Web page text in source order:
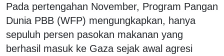
Pada pertengahan November, Program Pangan
Dunia PBB (WFP) mengungkapkan, hanya
sepuluh persen pasokan makanan yang
berhasil masuk ke Gaza sejak awal agresi